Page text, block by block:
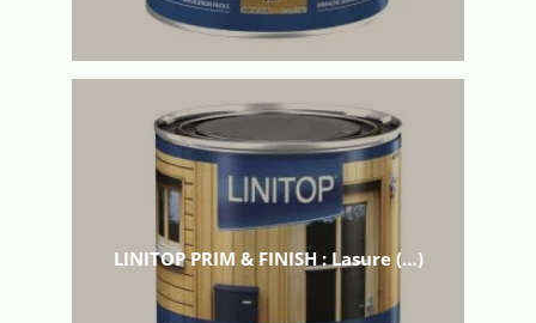
LINITOP PRIM & FINISH : Lasure (…)